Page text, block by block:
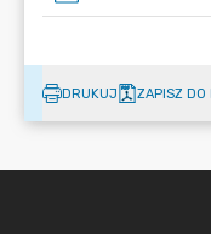
DRUKUJ ZAPISZ DO